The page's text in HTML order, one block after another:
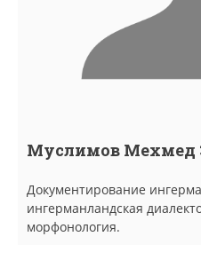
Муслимов Мехмед
Документирование
ингерманландская
морфонология.